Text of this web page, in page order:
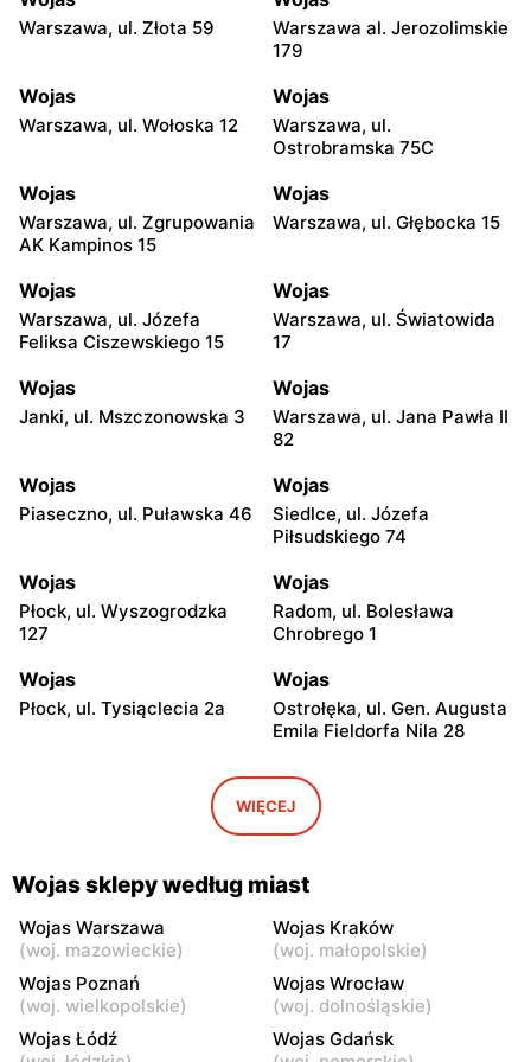
Warszawa, ul. Złota 59
Warszawa al. Jerozolimskie
179
Wojas
Warszawa, ul. Wołoska 12
Wojas
Warszawa, ul.
Ostrobramska 75C
Wojas
Warszawa, ul. Zgrupowania
AK Kampinos 15
Wojas
Warszawa, ul. Głębocka 15
Wojas
Warszawa, ul. Józefa
Feliksa Ciszewskiego 15
Wojas
Warszawa, ul. Światowida
17
Wojas
Janki, ul. Mszczonowska 3
Wojas
Warszawa, ul. Jana Pawła II
82
Wojas
Piaseczno, ul. Puławska 46
Wojas
Siedlce, ul. Józefa
Piłsudskiego 74
Wojas
Płock, ul. Wyszogrodzka
127
Wojas
Radom, ul. Bolesława
Chrobrego 1
Wojas
Płock, ul. Tysiąclecia 2a
Wojas
Ostrołęka, ul. Gen. Augusta
Emila Fieldorfa Nila 28
Wojas
Łódź al. Marsz. Józefa
Piłsudskiego 15/23
Wojas
Łódź, ul. Drewnowska 58
Wojas
Wojas
Łomża, ul. Zawadzka 38
Wojas
Piotrków Trybunalski, ul.
Juliusza Słowackiego 123
Wojas Wojas
WIĘCEJ
Wojas sklepy według miast
Wojas Warszawa
(woj. mazowieckie)
Wojas Kraków
(woj. małopolskie)
Wojas Poznań
(woj. wielkopolskie)
Wojas Wrocław
(woj. dolnośląskie)
Wojas Łódź
Wojas Gdańsk